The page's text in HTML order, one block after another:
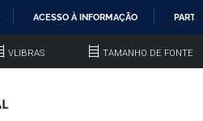
ACESSO À INFORMAÇÃO
VLIBRAS TAMANHO DE FONTE